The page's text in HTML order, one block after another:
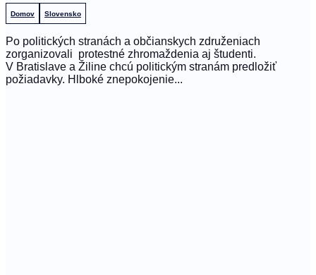
Domov Slovensko
Po politických stranách a občianskych združeniach
zorganizovali protestné zhromaždenia aj študenti.
V Bratislave a Žiline chcú politickým stranám predložiť
požiadavky. Hlboké znepokojenie...